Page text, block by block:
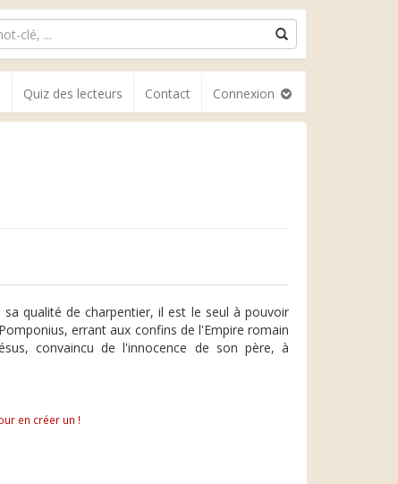
Quiz des lecteurs Contact Connexion
qualité de charpentier, il est le seul à pouvoir
errant aux confins de l'Empire romain
convaincu de l'innocence de son père, à
en créer un !